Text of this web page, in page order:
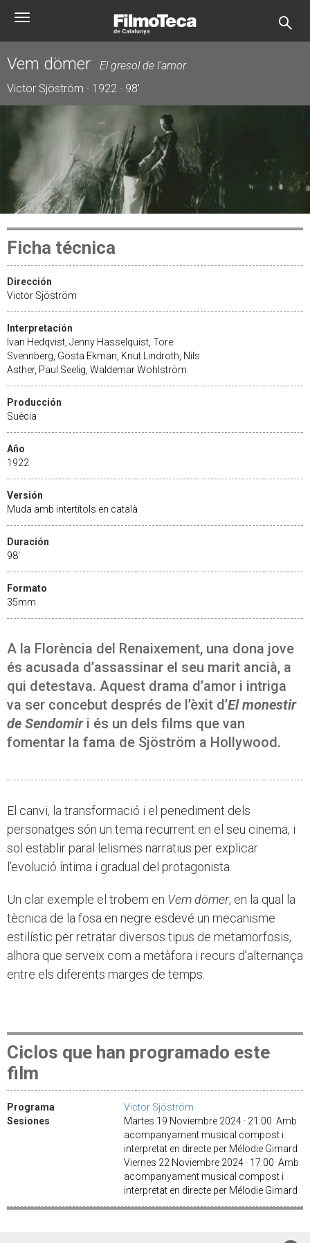
Toggle
Vem dömer
El gresol de l'amor
Victor Sjöström · 1922 · 98'
Ficha técnica
Dirección
Victor Sjöström
Interpretación
Ivan Hedqvist, Jenny Hasselquist, Tore
Svennberg, Gösta Ekman, Knut Lindroth, Nils
Asther, Paul Seelig, Waldemar Wohlström.
Producción
Suècia
Año
1922
Versión
Muda amb intertítols en català
Duración
98'
Formato
35mm
A la Florència del Renaixement, una dona jove
és acusada d’assassinar el seu marit ancià, a
qui detestava. Aquest drama d’amor i intriga
va ser concebut després de l’èxit d’El monestir
de Sendomiri és un dels films que van
fomentar la fama de Sjöström a Hollywood.
El canvi, la transformació i el penediment dels
personatges són un tema recurrent en el seu cinema, i
sol establir paral·lelismes narratius per explicar
l’evolució íntima i gradual del protagonista.
Un clar exemple el trobem en Vem dömer, en la qual la
tècnica de la fosa en negre esdevé un mecanisme
estilístic per retratar diversos tipus de metamorfosis,
alhora que serveix com a metàfora i recurs d’alternança
entre els diferents marges de temps.
Ciclos que han programado este
film
Programa
Victor Sjöström
Sesiones
Martes 19 Noviembre 2024 · 21:00 Amb
acompanyament musical compost i
interpretat en directe per Mélodie Gimard
Viernes 22 Noviembre 2024 · 17:00 Amb
acompanyament musical compost i
interpretat en directe per Mélodie Gimard